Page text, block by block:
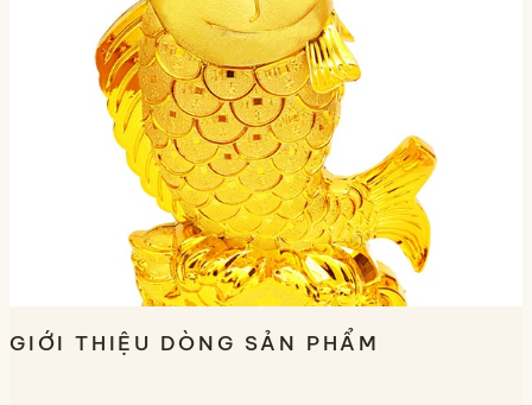
GIỚI THIỆU DÒNG SẢN PHẨM